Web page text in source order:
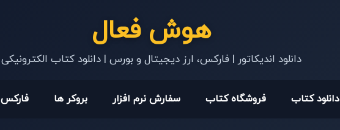
هوش فعال
دانلود اندیکاتور | فارکس، ارز دیجیتال و بورس | دانلود کتاب الکترونیکی
دانلود کتاب فروشگاه کتاب سفارش نرم افزار بروکر ها فارکس